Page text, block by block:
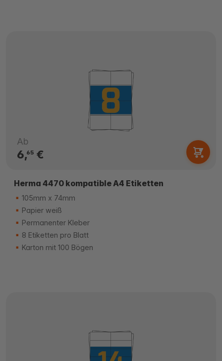
Ab
6,65€
Herma 4470 kompatible A4 Etiketten
105mm x 74mm
Papier weiß
Permanenter Kleber
8 Etiketten pro Blatt
Karton mit 100 Bögen